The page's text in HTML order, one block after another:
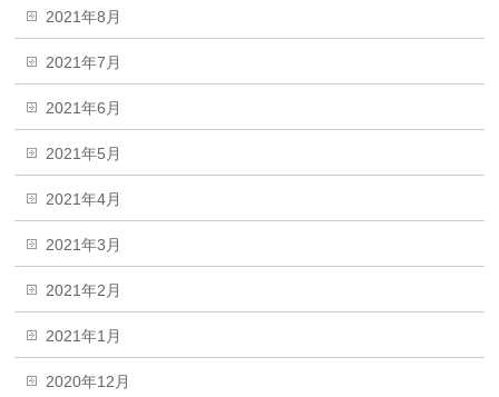
2021年8月
2021年7月
2021年6月
2021年5月
2021年4月
2021年3月
2021年2月
2021年1月
2020年12月